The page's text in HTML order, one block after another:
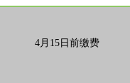
4月15日前缴费